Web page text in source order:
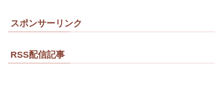
スポンサーリンク
RSS配信記事